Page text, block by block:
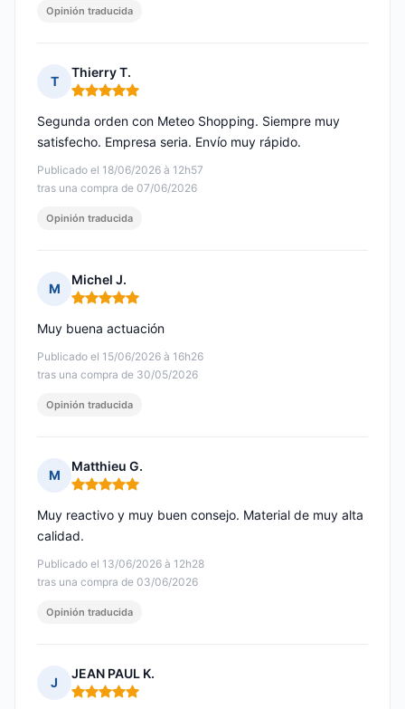
Opinión traducida
T
Thierry T.
Nota: 5 de 5
Publicado el 18/06/2026 à 12h57
tras una compra de 07/06/2026
Segunda orden con Meteo Shopping. Siempre muy
satisfecho. Empresa seria. Envío muy rápido.
Opinión traducida
M
Michel J.
Nota: 5 de 5
Publicado el 15/06/2026 à 16h26
tras una compra de 30/05/2026
Muy buena actuación
Opinión traducida
M
Matthieu G.
Nota: 5 de 5
Publicado el 13/06/2026 à 12h28
tras una compra de 03/06/2026
Muy reactivo y muy buen consejo. Material de muy alta
calidad.
Opinión traducida
J
JEAN PAUL K.
Nota: 5 de 5